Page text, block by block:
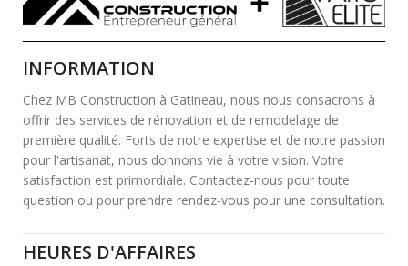
INFORMATION
Chez MB Construction à Gatineau, nous nous consacrons à
offrir des services de rénovation et de remodelage de
première qualité. Forts de notre expertise et de notre passion
pour l'artisanat, nous donnons vie à votre vision. Votre
satisfaction est primordiale. Contactez-nous pour toute
question ou pour prendre rendez-vous pour une consultation.
HEURES D'AFFAIRES